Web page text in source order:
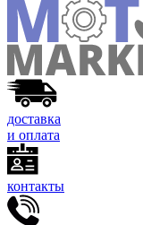
доставка
и оплата
контакты